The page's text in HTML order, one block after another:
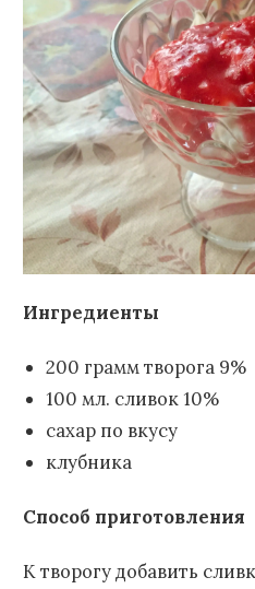
Ингредиенты
200 грамм творога 9%
100 мл. сливок 10%
сахар по вкусу
клубника
Способ приготовления
К творогу добавить